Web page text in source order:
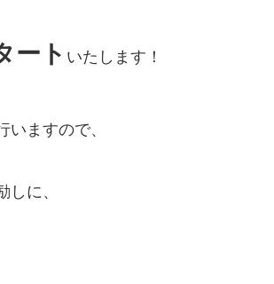
ート いたします！
いますので、
に、